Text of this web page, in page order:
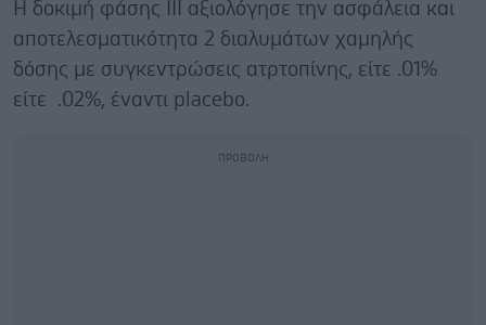
Η δοκιμή φάσης ΙΙΙ αξιολόγησε την ασφάλεια και
αποτελεσματικότητα 2 διαλυμάτων χαμηλής
δόσης με συγκεντρώσεις ατρτοπίνης, είτε .01%
είτε .02%, έναντι placebo.